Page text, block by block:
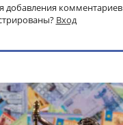
добавления комментариев
Вход